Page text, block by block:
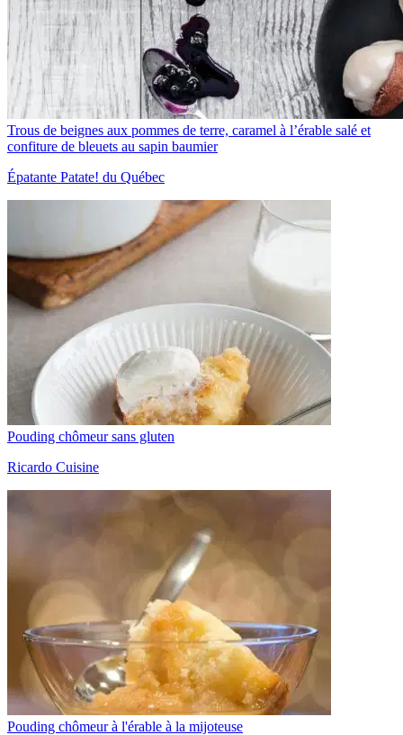
Trous de beignes aux pommes de terre, caramel à l’érable salé et
confiture de bleuets au sapin baumier
Épatante Patate! du Québec
Pouding chômeur sans gluten
Ricardo Cuisine
Pouding chômeur à l'érable à la mijoteuse